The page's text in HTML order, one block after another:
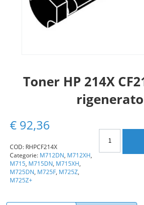
Toner HP 214X
rigenerato
€ 92,36
HP
COD: RHPCF214X
Categorie: M712DN, M712XH,
M715, M715DN, M715XH,
M725DN, M725F, M725Z,
M725Z+